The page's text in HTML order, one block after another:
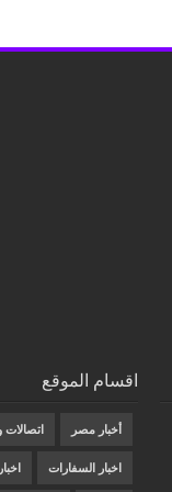
اقسام الموقع
أخبار مصر اتصالات
اخبار السفارات